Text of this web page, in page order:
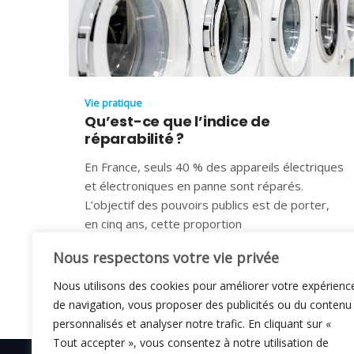
Nous respectons votre vie privée
Nous utilisons des cookies pour améliorer votre
de navigation, vous proposer des publicités ou du contenu
personnalisés et analyser notre trafic. En cliquant sur «
Tout accepter », vous consentez à notre utilisation de
Vie pratique
Qu’est-ce que l’indice de
réparabilité ?
En France, seuls 40 % des appareils électriques
et électroniques en panne sont réparés.
L’objectif des pouvoirs publics est de porter,
en cinq ans, cette proportion
12 JANVIER 2022